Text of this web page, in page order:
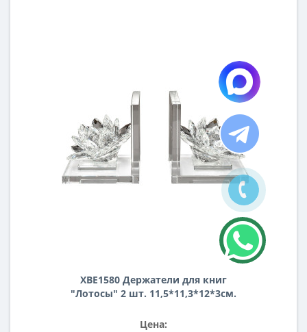
XBE1580 Держатели для книг
"Лотосы" 2 шт. 11,5*11,3*12*3см.
Цена: